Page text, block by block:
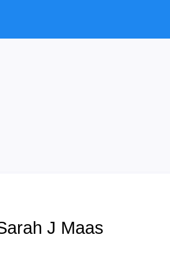
J Maas